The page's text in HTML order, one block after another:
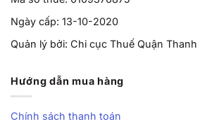
Ngày cấp: 13-10-2020
Quản lý bởi: Chi cục Thuế Quận Thanh
Hướng dẫn mua hàng
Chính sách thanh toán